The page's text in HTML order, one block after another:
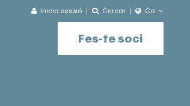
Inicia sessió Cercar Ca
Fes-te soci